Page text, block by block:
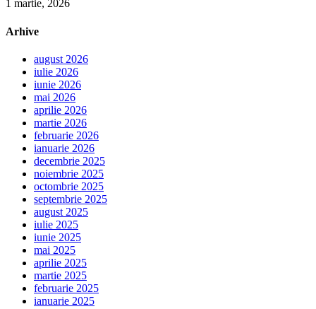
1 martie, 2026
Arhive
august 2026
iulie 2026
iunie 2026
mai 2026
aprilie 2026
martie 2026
februarie 2026
ianuarie 2026
decembrie 2025
noiembrie 2025
octombrie 2025
septembrie 2025
august 2025
iulie 2025
iunie 2025
mai 2025
aprilie 2025
martie 2025
februarie 2025
ianuarie 2025